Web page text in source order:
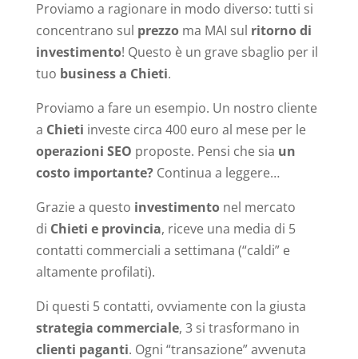
Proviamo a ragionare in modo diverso: tutti si
concentrano sul prezzoma MAI sul ritorno di
investimento! Questo è un grave sbaglio per il
tuo business a Chieti.
Proviamo a fare un esempio. Un nostro cliente
a Chieti investe circa 400 euro al mese per le
operazioni SEO proposte. Pensi che sia un
costo importante?Continua a leggere…
Grazie a questo investimentonel mercato
di Chieti e provincia, riceve una media di 5
contatti commerciali a settimana (“caldi” e
altamente profilati).
Di questi 5 contatti, ovviamente con la giusta
strategia commerciale, 3 si trasformano in
clienti paganti. Ogni “transazione” avvenuta